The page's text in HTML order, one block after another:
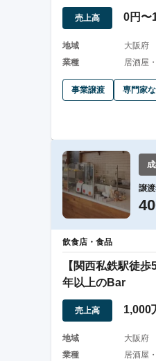
バー利用◎
売上高 0円〜
地域
大阪府
業種
居酒屋
事業譲渡 専門家
譲
飲食店・食品
【関西私鉄駅徒
年以上のBar
売上高 1,000
地域
大阪府
業種
居酒屋